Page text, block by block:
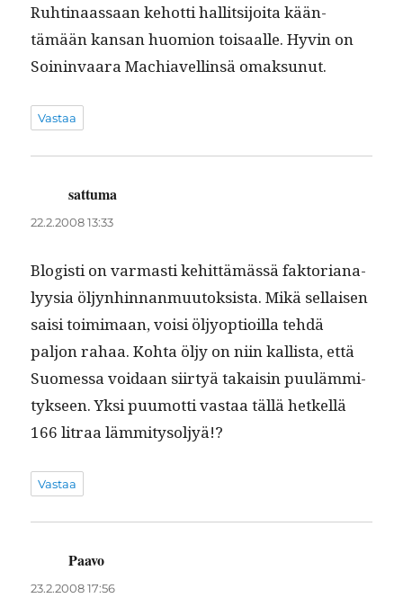
Ruhti­naas­saan kehot­ti hal­lit­si­joi­ta kään­
tämään kansan huomion toisaalle. Hyvin on
Soin­in­vaara Machi­avel­linsä omaksunut.
Vastaa
sattuma
22.2.2008 13:33
Blo­gisti on var­masti kehit­tämässä fak­to­ri­ana­
lyysia öljyn­hin­nan­muu­tok­sista. Mikä sel­l­aisen
saisi toim­i­maan, voisi öljy­op­tioil­la tehdä
paljon rahaa. Koh­ta öljy on niin kallista, että
Suomes­sa voidaan siir­tyä takaisin puuläm­mi­
tyk­seen. Yksi puumot­ti vas­taa täl­lä het­kel­lä
166 litraa lämmitysoljyä!?
Vastaa
Paavo
23.2.2008 17:56